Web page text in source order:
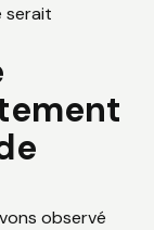
serait
observé